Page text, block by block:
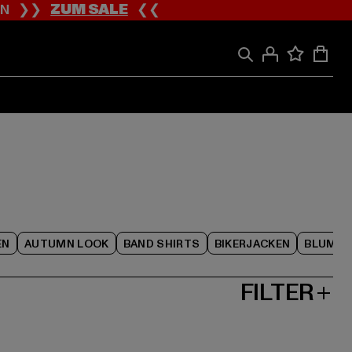
❯❯ZUM SALE❮❮
AUTUMN LOOK BAND SHIRTS BIKERJACKEN
FILTER